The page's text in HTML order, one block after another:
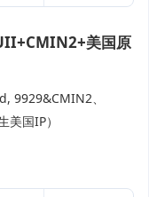
美国原
9929&CMIN2、
国IP）